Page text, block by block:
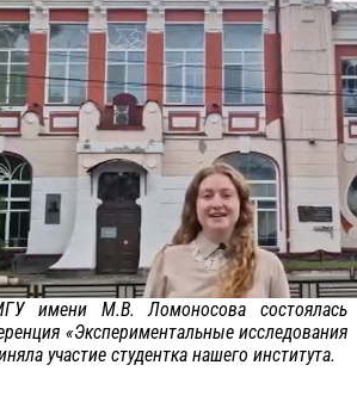
имени М.В. Ломоносова состоялась
«Экспериментальные исследования
участие студентка нашего института.